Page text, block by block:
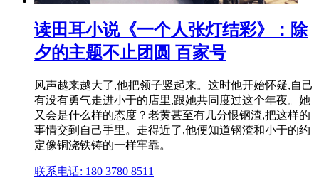
读田耳小说《一个人张灯结彩》：除
夕的主题不止团圆 百家号
风声越来越大了,他把领子竖起来。这时他开始怀疑,自己
有没有勇气走进小于的店里,跟她共同度过这个年夜。她
又会是什么样的态度？老黄甚至有几分恨钢渣,把这样的
事情交到自己手里。走得近了,他便知道钢渣和小于的约
定像铜浇铁铸的一样牢靠。
联系电话: 180 3780 8511